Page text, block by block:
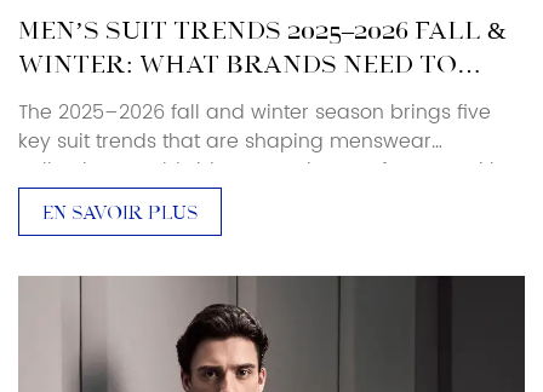
MEN’S SUIT TRENDS 2025–2026 FALL &
WINTER: WHAT BRANDS NEED TO
KNOW
The 2025–2026 fall and winter season brings five
key suit trends that are shaping menswear
collections worldwide. As a suit manufacturer with
over 25 years of production experience, Baoxiniao
breaks down each trend with specific sourcing and
production-ready decisions. Luxury and Retro […]
EN SAVOIR PLUS